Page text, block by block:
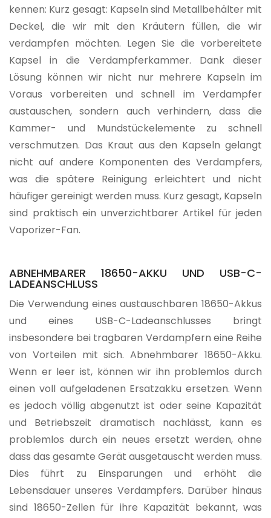
kennen: Kurz gesagt: Kapseln sind Metallbehälter mit
Deckel, die wir mit den Kräutern füllen, die wir
verdampfen möchten. Legen Sie die vorbereitete
Kapsel in die Verdampferkammer. Dank dieser
Lösung können wir nicht nur mehrere Kapseln im
Voraus vorbereiten und schnell im Verdampfer
austauschen, sondern auch verhindern, dass die
Kammer- und Mundstückelemente zu schnell
verschmutzen. Das Kraut aus den Kapseln gelangt
nicht auf andere Komponenten des Verdampfers,
was die spätere Reinigung erleichtert und nicht
häufiger gereinigt werden muss. Kurz gesagt, Kapseln
sind praktisch ein unverzichtbarer Artikel für jeden
Vaporizer-Fan.
ABNEHMBARER 18650-AKKU UND USB-C-
LADEANSCHLUSS
Die Verwendung eines austauschbaren 18650-Akkus
und eines USB-C-Ladeanschlusses bringt
insbesondere bei tragbaren Verdampfern eine Reihe
von Vorteilen mit sich. Abnehmbarer 18650-Akku.
Wenn er leer ist, können wir ihn problemlos durch
einen voll aufgeladenen Ersatzakku ersetzen. Wenn
es jedoch völlig abgenutzt ist oder seine Kapazität
und Betriebszeit dramatisch nachlässt, kann es
problemlos durch ein neues ersetzt werden, ohne
dass das gesamte Gerät ausgetauscht werden muss.
Dies führt zu Einsparungen und erhöht die
Lebensdauer unseres Verdampfers. Darüber hinaus
sind 18650-Zellen für ihre Kapazität bekannt, was